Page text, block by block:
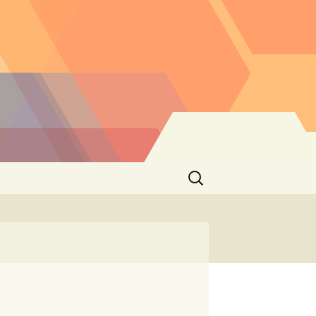
Buscar: